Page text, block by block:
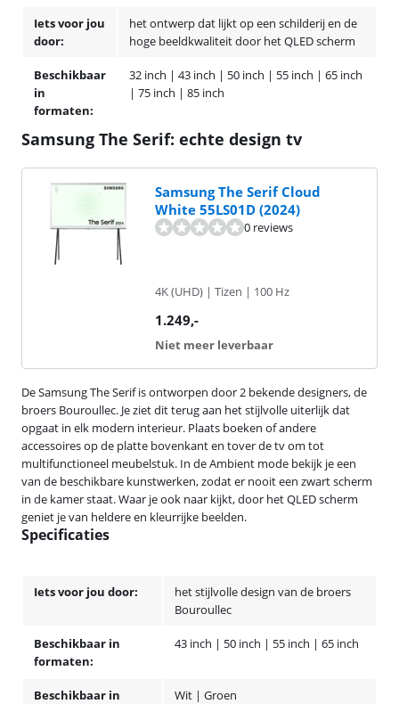
Iets voor jou
door:
het ontwerp dat lijkt op een schilderij en de
hoge beeldkwaliteit door het QLED scherm
Beschikbaar
in
formaten:
32 inch | 43 inch | 50 inch | 55 inch | 65 inch
| 75 inch | 85 inch
Samsung The Serif: echte design tv
De Samsung The Serif is ontworpen door 2 bekende designers, de
broers Bouroullec. Je ziet dit terug aan het stijlvolle uiterlijk dat
opgaat in elk modern interieur. Plaats boeken of andere
accessoires op de platte bovenkant en tover de tv om tot
multifunctioneel meubelstuk. In de Ambient mode bekijk je een
van de beschikbare kunstwerken, zodat er nooit een zwart scherm
in de kamer staat. Waar je ook naar kijkt, door het QLED scherm
geniet je van heldere en kleurrijke beelden.
Samsung The Serif Cloud
White 55LS01D (2024)
0 reviews
4K (UHD) | Tizen | 100 Hz
1.249,-
Niet meer leverbaar
Specificaties
Iets voor jou door:
het stijlvolle design van de broers
Bouroullec
Beschikbaar in
formaten:
43 inch | 50 inch | 55 inch | 65 inch
Beschikbaar in Wit | Groen